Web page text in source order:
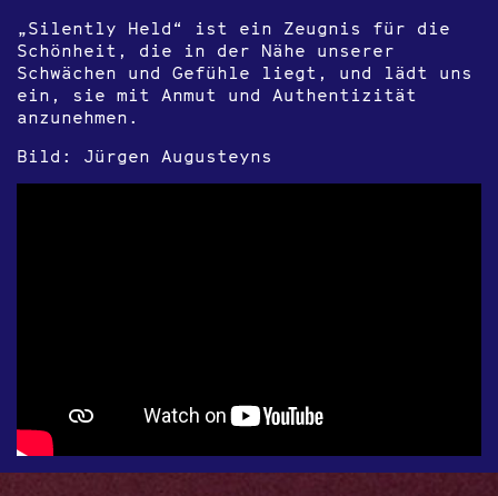
„Silently Held“ ist ein Zeugnis für die
Schönheit, die in der Nähe unserer
Schwächen und Gefühle liegt, und lädt uns
ein, sie mit Anmut und Authentizität
anzunehmen.
Bild: Jürgen Augusteyns